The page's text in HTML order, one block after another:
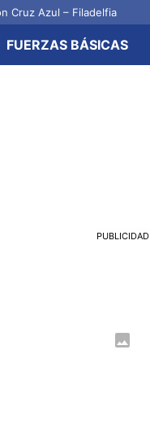
Cruz Azul – Filadelfia
FUERZAS BÁSICAS
PUBLICIDAD